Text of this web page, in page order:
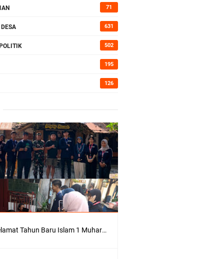
71
DESA 631
502
195
126
Selamat Tahun Baru Islam 1 Muharram 1448 H: Pesan Hijrah Drs. H. Husnul Aqib, M.M. untuk Negeri